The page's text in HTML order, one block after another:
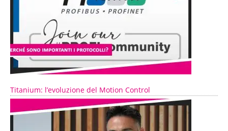
Titanium: l’evoluzione del Motion Control